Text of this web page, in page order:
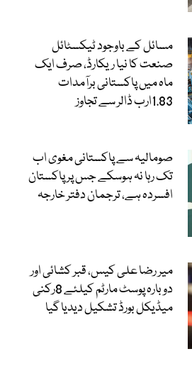
مسائل کے باوجود ٹیکسٹائل
صنعت کا نیا ریکارڈ، صرف ایک
ماہ میں پاکستانی برآمدات
1.83ارب ڈالر سے تجاوز
صومالیہ سے پاکستانی مغوی اب
تک رہا نہ ہوسکے جس پر پاکستان
افسردہ ہے، ترجمان دفتر خارجہ
میر رضا علی کیس، قبر کشائی اور
دوبارہ پوسٹ مارٹم کیلئے 8رکنی
میڈیکل بورڈ تشکیل دیدیا گیا